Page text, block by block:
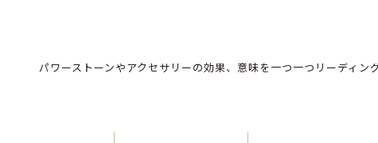
パワーストーンやアクセサリーの効果、意味を一つ一つリーディン